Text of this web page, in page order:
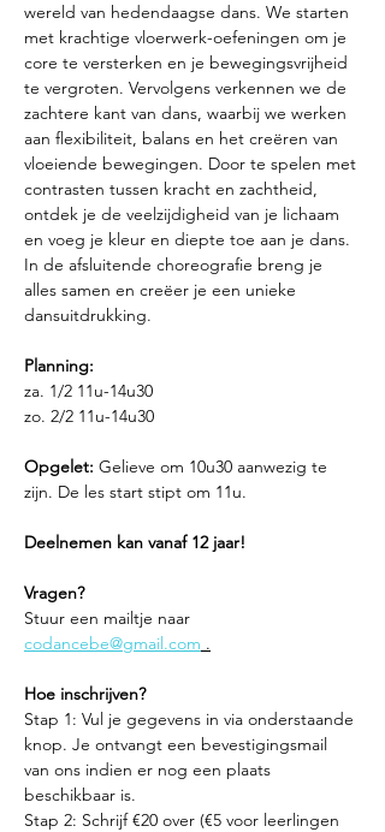
wereld van hedendaagse dans. We starten
met krachtige vloerwerk-oefeningen om je
core te versterken en je bewegingsvrijheid
te vergroten. Vervolgens verkennen we de
zachtere kant van dans, waarbij we werken
aan flexibiliteit, balans en het creëren van
vloeiende bewegingen. Door te spelen met
contrasten tussen kracht en zachtheid,
ontdek je de veelzijdigheid van je lichaam
en voeg je kleur en diepte toe aan je dans.
In de afsluitende choreografie breng je
alles samen en creëer je een unieke
dansuitdrukking.
Planning:
za. 1/2 11u-14u30
zo. 2/2 11u-14u30
Opgelet: Gelieve om 10u30 aanwezig te
zijn. De les start stipt om 11u.
Deelnemen kan vanaf 12 jaar!
Vragen?
Stuur een mailtje naar
codancebe@gmail.com .
Hoe inschrijven?
Stap 1: Vul je gegevens in via onderstaande
knop. Je ontvangt een bevestigingsmail
van ons indien er nog een plaats
beschikbaar is.
Stap 2: Schrijf €20 over (€5 voor leerlingen